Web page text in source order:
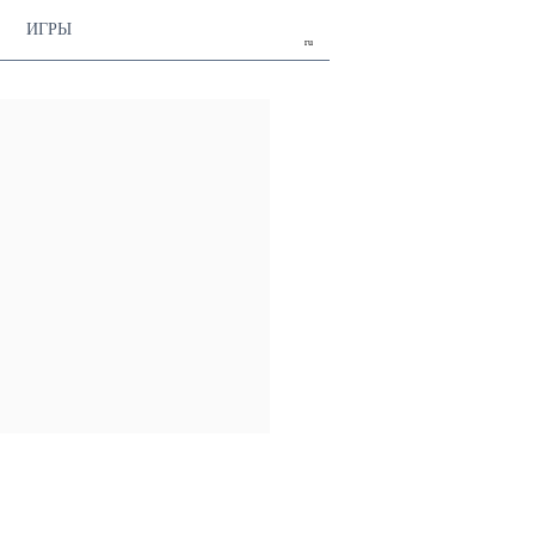
ru
ИГРЫ